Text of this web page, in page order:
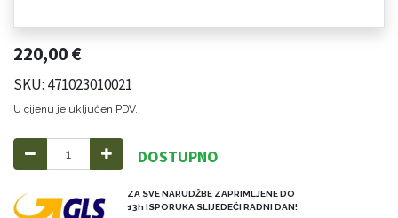
220,00€
SKU: 471023010021
U cijenu je uključen PDV.
DOSTUPNO
ZA SVE NARUDŽBE ZAPRIMLJENE DO
13h ISPORUKA SLIJEDEĆI RADNI DAN!